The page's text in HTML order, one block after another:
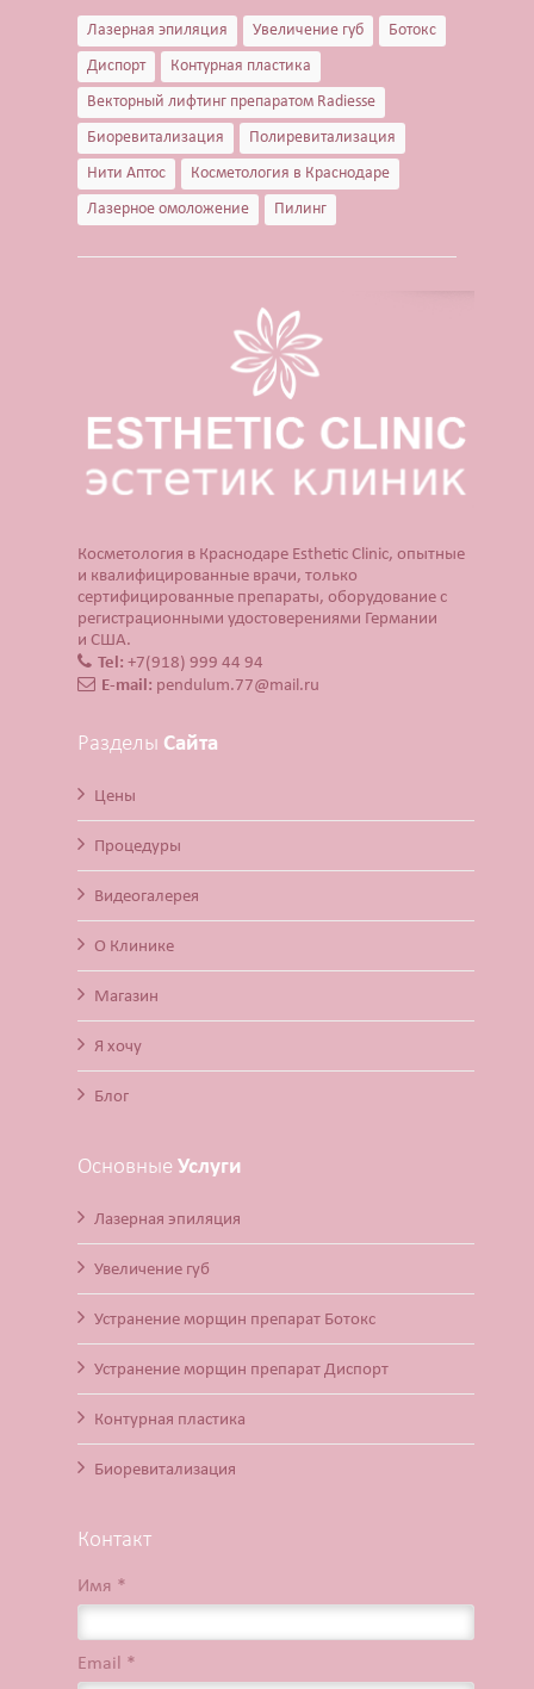
Лазерная эпиляция Увеличение губ
Ботокс
Диспорт
Контурная пластика
Векторный лифтинг препаратом Radiesse
Биоревитализация
Полиревитализация
Нити Аптос
Косметология в Краснодаре
Лазерное омоложение
Пилинг
Косметология в Краснодаре Esthetic Clinic, опытные
и квалифицированные врачи, только
сертифицированные препараты, оборудование с
регистрационными удостоверениями Германии
и США.
Tel: +7(918) 999 44 94
E-mail: pendulum.77@mail.ru
Разделы Сайта
Цены
Процедуры
Видеогалерея
О Клинике
Магазин
Я хочу
Блог
Основные Услуги
Лазерная эпиляция
Увеличение губ
Устранение морщин препарат Ботокс
Устранение морщин препарат Диспорт
Контурная пластика
Биоревитализация
Контакт
Имя *
Email *